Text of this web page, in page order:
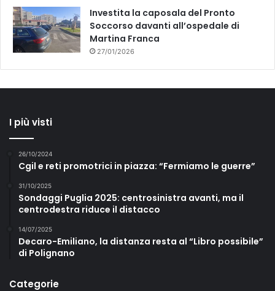
Investita la caposala del Pronto
Soccorso davanti all’ospedale di
Martina Franca
27/01/2026
I più visti
26/10/2024
Cgil e reti promotrici in piazza: “Fermiamo le guerre”
31/10/2025
Sondaggi Puglia 2025: centrosinistra avanti, ma il
centrodestra riduce il distacco
14/07/2025
Decaro-Emiliano, la distanza resta al “Libro possibile”
di Polignano
Categorie